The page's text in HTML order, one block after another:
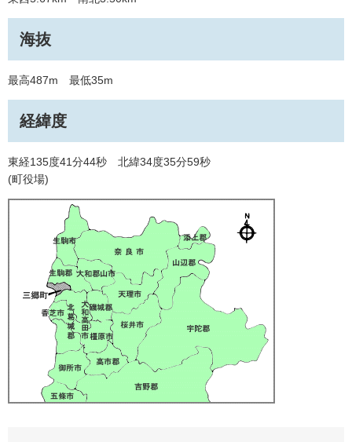
海抜
最高487m 最低35m
経緯度
東経135度41分44秒 北緯34度35分59秒
(町役場)